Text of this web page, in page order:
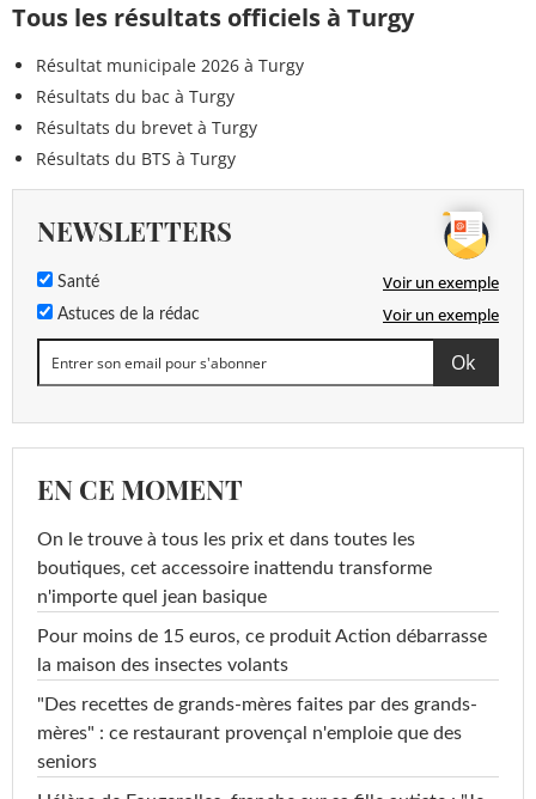
Tous les résultats officiels à Turgy
Résultat municipale 2026 à Turgy
Résultats du bac à Turgy
Résultats du brevet à Turgy
Résultats du BTS à Turgy
NEWSLETTERS
Santé Voir un exemple
Astuces de la rédac Voir un exemple
EN CE MOMENT
On le trouve à tous les prix et dans toutes les
boutiques, cet accessoire inattendu transforme
n'importe quel jean basique
Pour moins de 15 euros, ce produit Action débarrasse
la maison des insectes volants
"Des recettes de grands-mères faites par des grands-
mères" : ce restaurant provençal n'emploie que des
seniors